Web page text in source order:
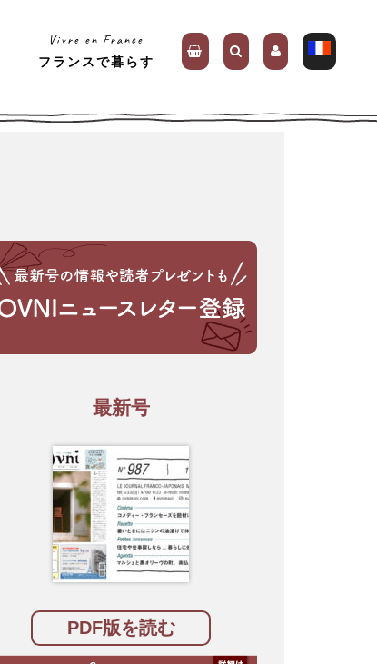
Vivre en France
フランスで暮らす
最新号
PDF版を読む